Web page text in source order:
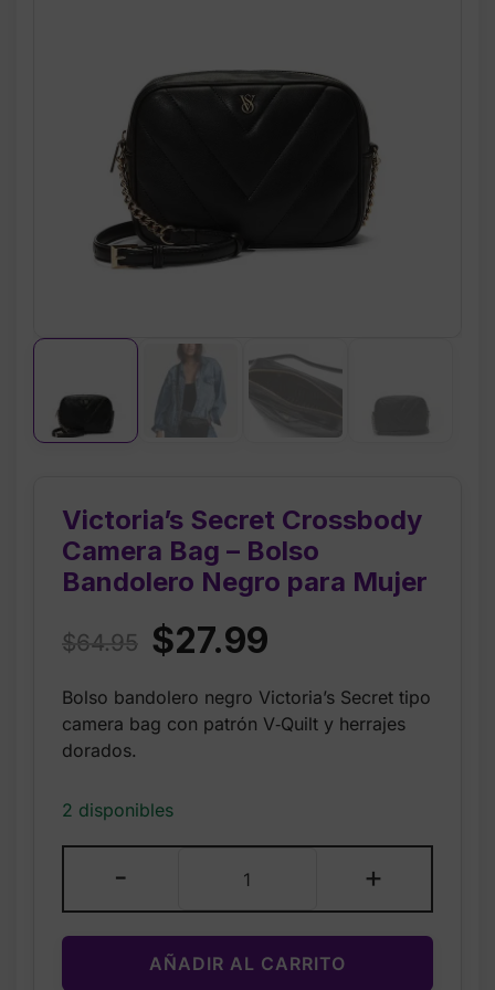
Victoria’s Secret Crossbody
Camera Bag – Bolso
Bandolero Negro para Mujer
$64.95 Original
was:
$27.99
is:
Bolso bandolero negro Victoria’s Secret tipo
camera bag con patrón V‑Quilt y herrajes
dorados.
2 disponibles
-
Secret
Crossbody
Camera
Bag
+
AÑADIR AL CARRITO